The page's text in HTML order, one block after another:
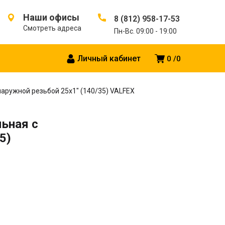
Наши офисы
Смотреть адреса
8 (812) 958-17-53
Пн-Вс. 09:00 - 19:00
0 0
Личный кабинет
резьбой 25х1″ (140/35) VALFEX
c